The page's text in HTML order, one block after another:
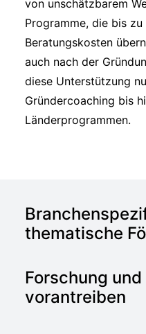
von unschätzbarem
Programme, die bis
Beratungskosten
auch nach der
diese Unterstützung
Gründercoaching bis
Länderprogrammen.
thematische
Forschung
vorantreiben